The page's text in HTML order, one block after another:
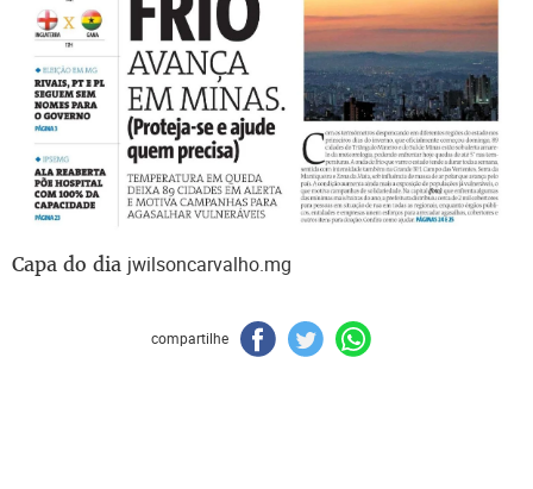
Capa do dia jwilsoncarvalho.mg
compartilhe